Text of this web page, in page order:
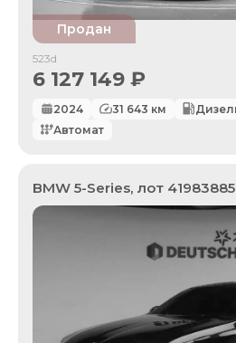
Продан
523d
6 127 149 ₽
2024 31 643 км
Автомат
BMW 5-Series, лот 41983885